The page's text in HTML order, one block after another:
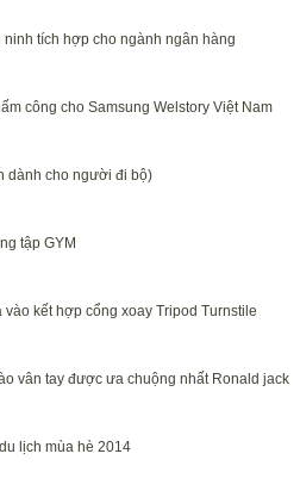
tích hợp cho ngành ngân hàng
công cho Samsung Welstory Việt Nam
dành cho người đi bộ)
tập GYM
vào kết hợp cổng xoay Tripod Turnstile
vân tay được ưa chuộng nhất Ronald jack
lịch mùa hè 2014